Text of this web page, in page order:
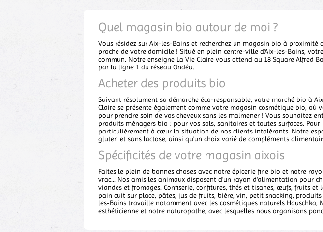
Quel magasin bio autour de moi ?
Vous résidez sur Aix-les-Bains et recherchez un magasin bio à proximité
proche de votre domicile ! Situé en plein centre-ville d'Aix-les-Bains,
commun. Notre enseigne La Vie Claire vous attend au 18 Square Alfred
par la ligne 1 du réseau Ondéa.
Acheter des produits bio
Suivant résolument sa démarche éco-responsable, votre marché bio à
Claire se présente également comme votre magasin cosmétique bio,
pour prendre soin de vos cheveux sans les malmener ! Vous souhaitez
produits ménagers bio : pour vos sols, sanitaires et toutes surfaces.
particulièrement à cœur la situation de nos clients intolérants. Notre
gluten et sans lactose, ainsi qu'un choix varié de compléments
Spécificités de votre magasin aixois
Faites le plein de bonnes choses avec notre épicerie fine bio et notre
vrac... Nos amis les animaux disposent d'un rayon d'alimentation pour
viandes et fromages. Confiserie, confitures, thés et tisanes, œufs, fruits
pain cuit sur place, pâtes, jus de fruits, bière, vin, petit snacking,
les-Bains travaille notamment avec les cosmétiques naturels Hauschka,
esthéticienne et notre naturopathe, avec lesquelles nous organisons